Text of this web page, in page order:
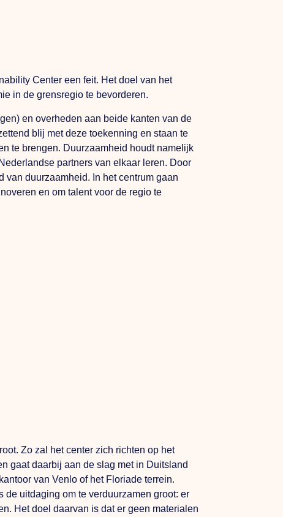
Center een feit. Het doel van het
in de grensregio te bevorderen.
en overheden aan beide kanten van de
blij met deze toekenning en staan te
te brengen. Duurzaamheid houdt namelijk
partners van elkaar leren. Door
duurzaamheid. In het centrum gaan
en om talent voor de regio te
Zo zal het center zich richten op het
gaat daarbij aan de slag met in Duitsland
van Venlo of het Floriade terrein.
uitdaging om te verduurzamen groot: er
Het doel daarvan is dat er geen materialen